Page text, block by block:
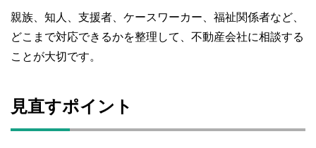
親族、知人、支援者、ケースワーカー、福祉関係者など、
どこまで対応できるかを整理して、不動産会社に相談する
ことが大切です。
見直すポイント